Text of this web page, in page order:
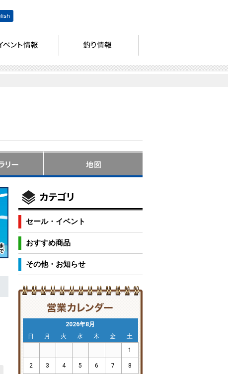
セール・イベント
おすすめ商品
その他・お知らせ
2026年8月
日
月 火 水 木 金
土
1
2 3 4 5 6 7 8